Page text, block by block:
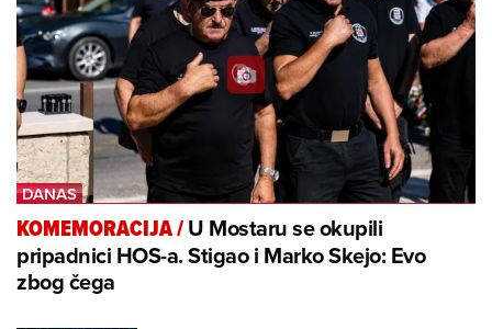
KOMEMORACIJA/U Mostaru se okupili
pripadnici HOS-a. Stigao i Marko Skejo: Evo
zbog čega